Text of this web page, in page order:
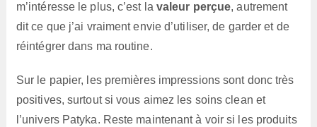
m’intéresse le plus, c’est la valeur perçue, autrement
dit ce que j’ai vraiment envie d’utiliser, de garder et de
réintégrer dans ma routine.
Sur le papier, les premières impressions sont donc très
positives, surtout si vous aimez les soins clean et
l’univers Patyka. Reste maintenant à voir si les produits